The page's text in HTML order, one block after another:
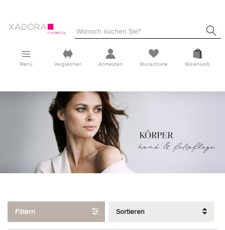
Menü Vergleichen Anmelden Wunschliste Warenkorb
Filtern Sortieren